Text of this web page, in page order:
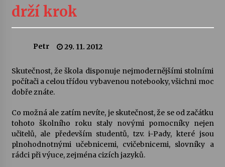
Veselí muzikanti
30. 7. 2026
šedesátka: 28. 7.–1. 8. 2026
28. 7. 2026
Jenakaši
28. 7. 2026
Votavžatský ploty
drží krok
Petr 29. 11. 2012
Skutečnost, že škola disponuje nejmodernějšími stolními
počítači a celou třídou vybavenou notebooky, všichni moc
dobře znáte.
Co možná ale zatím nevíte, je skutečnost, že se od začátku
tohoto školního roku staly novými pomocníky nejen
učitelů, ale především studentů, tzv. i-Pady, které jsou
plnohodnotnými učebnicemi, cvičebnicemi, slovníky a
rádci při výuce, zejména cizích jazyků.